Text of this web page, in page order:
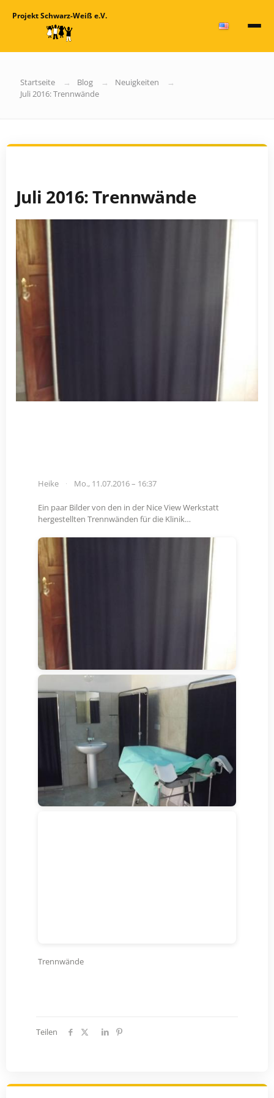
Projekt Schwarz-Weiß e.V.
Startseite Blog
Neuigkeiten
Juli 2016: Trennwände
Juli 2016: Trennwände
Heike Mo., 11.07.2016 – 16:37
Ein paar Bilder von den in der Nice View Werkstatt
hergestellten Trennwänden für die Klinik…
Trennwände
Teilen